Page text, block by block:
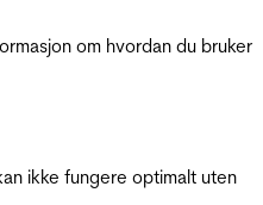
om hvordan du bruker
ikke fungere optimalt uten